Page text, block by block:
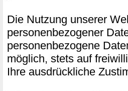
Die Nutzung unserer
personenbezogener
personenbezogene
möglich, stets auf
Ihre ausdrückliche